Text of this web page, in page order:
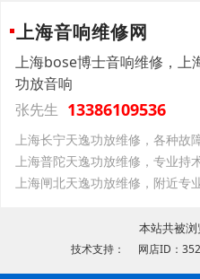
上海音响维修网
上海bose博士音响维修，上
功放音响
张先生 13386109536
上海长宁天逸功放维修，各种故
上海普陀天逸功放维修，专业持
上海闸北天逸功放维修，附近专
本站共被浏
技术支持： 网店ID：